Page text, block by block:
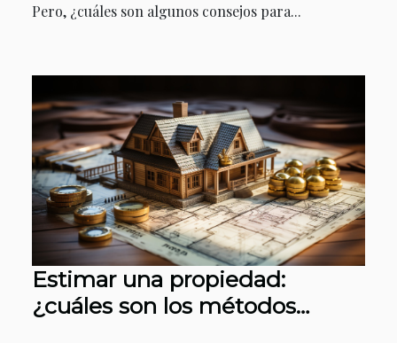
Pero, ¿cuáles son algunos consejos para...
Estimar una propiedad:
¿cuáles son los métodos